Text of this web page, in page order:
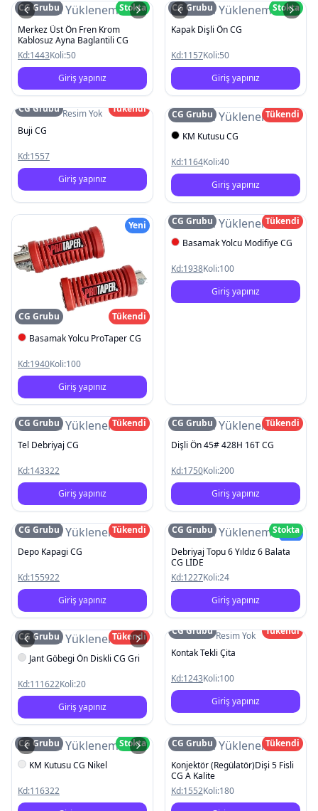
Resim Yüklenemedi
CG Grubu
Stokta
Merkez Üst Ön Fren Krom
Kablosuz Ayna Baglantili CG
Kd:1443Koli:50
Giriş yapınız
Resim Yüklenemedi
CG Grubu
Stokta
Kapak Dişli Ön CG
Kd:1157Koli:50
Giriş yapınız
Resim Yok
CG Grubu
Tükendi
Buji CG
Kd:1557
Giriş yapınız
Resim Yüklenemedi
CG Grubu
Tükendi
KM Kutusu CG
Kd:1164Koli:40
Giriş yapınız
Yeni
CG Grubu
Tükendi
Basamak Yolcu ProTaper CG
Kd:1940Koli:100
Giriş yapınız
Resim Yüklenemedi
CG Grubu
Tükendi
Basamak Yolcu Modifiye CG
Kd:1938Koli:100
Giriş yapınız
Resim Yüklenemedi
CG Grubu
Tükendi
Tel Debriyaj CG
Kd:143322
Giriş yapınız
Resim Yüklenemedi
CG Grubu
Tükendi
Dişli Ön 45# 428H 16T CG
Kd:1750Koli:200
Giriş yapınız
Resim Yüklenemedi
CG Grubu
Tükendi
Depo Kapagi CG
Kd:155922
Giriş yapınız
Resim YüklenemediYeni
CG Grubu
Stokta
Debriyaj Topu 6 Yıldız 6 Balata
CG LİDE
Kd:1227Koli:24
Giriş yapınız
Resim Yüklenemedi
CG Grubu
Tükendi
Jant Göbegi Ön Diskli CG Gri
Kd:111622Koli:20
Giriş yapınız
Resim Yok
CG Grubu
Tükendi
Kontak Tekli Çita
Kd:1243Koli:100
Giriş yapınız
Resim Yüklenemedi
CG Grubu
Stokta
KM Kutusu CG Nikel
Kd:116322
Resim Yüklenemedi
CG Grubu
Tükendi
Konjektör (Regülatör)Dişi 5 Fisli
CG A Kalite
Kd:1552Koli:180